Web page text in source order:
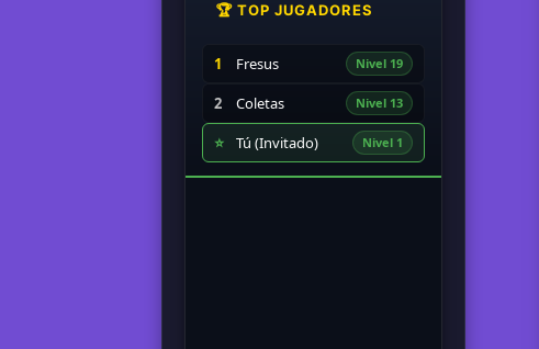
🏆 TOP JUGADORES
1 Fresus Nivel 19
2 Coletas Nivel 13
⭐ Tú (Invitado) Nivel 1